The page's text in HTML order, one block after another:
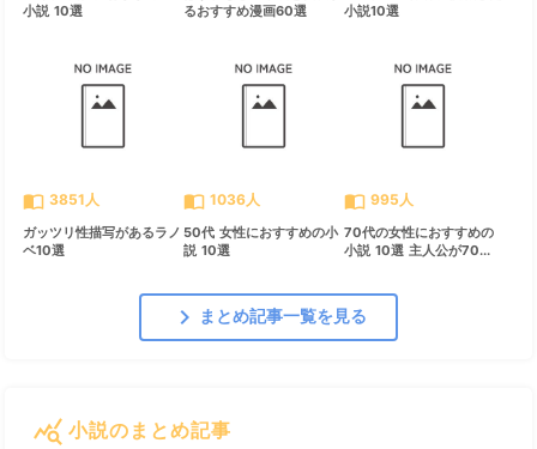
小説 10選
るおすすめ漫画60選
小説10選
import_contacts 3851人
ガッツリ性描写があるラノ
ベ10選
import_contacts 1036人
50代 女性におすすめの小
説 10選
import_contacts 995人
70代の女性におすすめの
小説 10選 主人公が70...
chevron_right まとめ記事一覧を見る
query_stats 小説のまとめ記事